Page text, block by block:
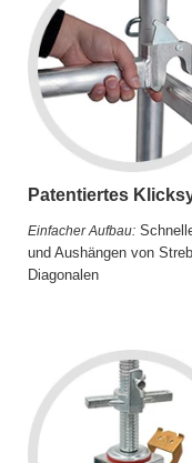
Patentiertes
Einfacher Aufbau:
und Aushängen von
Diagonalen